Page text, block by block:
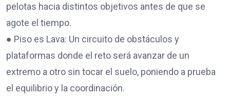
pelotas hacia distintos objetivos antes de que se
agote el tiempo.
● Piso es Lava: Un circuito de obstáculos y
plataformas donde el reto será avanzar de un
extremo a otro sin tocar el suelo, poniendo a prueba
el equilibrio y la coordinación.